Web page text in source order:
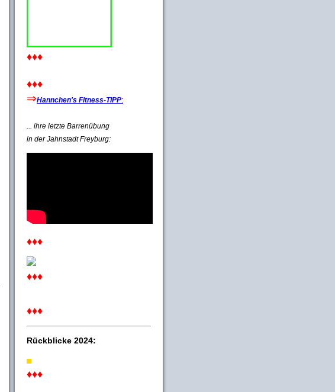
♦♦♦
♦♦♦
⇒Hannchen's Fitness-TIPP:
... ihre letzte Barrenübung
in der Jahnstadt Freyburg:
♦♦♦
♦♦♦
♦♦♦
Rückblicke 2024:
♦♦♦